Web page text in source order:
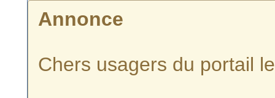
Annonce
Chers usagers du portail